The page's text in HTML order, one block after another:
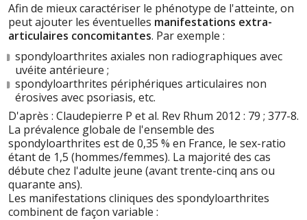
Afin de mieux caractériser le phénotype de l'atteinte, on
peut ajouter les éventuelles manifestations extra-
articulaires concomitantes. Par exemple :
spondyloarthrites axiales non radiographiques avec
uvéite antérieure ;
spondyloarthrites périphériques articulaires non
érosives avec psoriasis, etc.
D'après : Claudepierre P et al. Rev Rhum 2012 : 79 ; 377-8.
La prévalence globale de l'ensemble des
spondyloarthrites est de 0,35 % en France, le sex-ratio
étant de 1,5 (hommes/femmes). La majorité des cas
débute chez l'adulte jeune (avant trente-cinq ans ou
quarante ans).
Les manifestations cliniques des spondyloarthrites
combinent de façon variable :